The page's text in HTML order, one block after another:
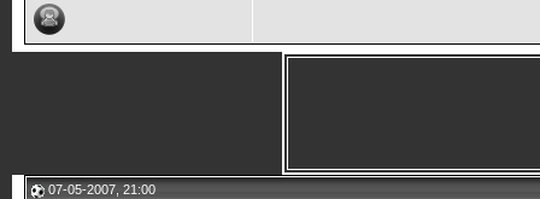
07-05-2007, 21:00